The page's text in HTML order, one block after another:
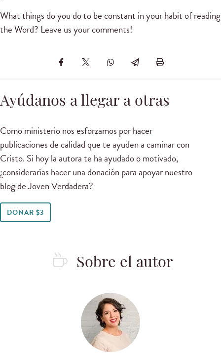
What things do you do to be constant in your habit of reading
the Word? Leave us your comments!
Ayúdanos a llegar a otras
Como ministerio nos esforzamos por hacer
publicaciones de calidad que te ayuden a caminar con
Cristo. Si hoy la autora te ha ayudado o motivado,
¿considerarías hacer una donación para apoyar nuestro
blog de Joven Verdadera?
DONAR $3
Sobre el autor